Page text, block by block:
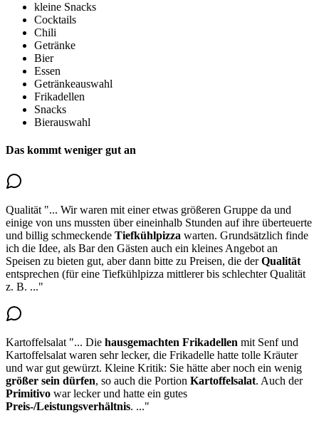
kleine Snacks
Cocktails
Chili
Getränke
Bier
Essen
Getränkeauswahl
Frikadellen
Snacks
Bierauswahl
Das kommt weniger gut an
Qualität "... Wir waren mit einer etwas größeren Gruppe da und
einige von uns mussten über eineinhalb Stunden auf ihre überteuerte
und billig schmeckende Tiefkühlpizza warten. Grundsätzlich finde
ich die Idee, als Bar den Gästen auch ein kleines Angebot an
Speisen zu bieten gut, aber dann bitte zu Preisen, die derQualität
entsprechen (für eine Tiefkühlpizza mittlerer bis schlechter Qualität
z. B. ..."
Kartoffelsalat "... Die hausgemachten Frikadellen mit Senf und
Kartoffelsalat waren sehr lecker, die Frikadelle hatte tolle Kräuter
und war gut gewürzt. Kleine Kritik: Sie hätte aber noch ein wenig
größer sein dürfen, so auch die Portion Kartoffelsalat. Auch der
Primitivo war lecker und hatte ein gutes
Preis-/Leistungsverhältnis. ..."